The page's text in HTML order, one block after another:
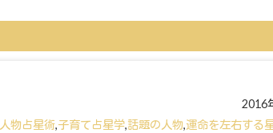
2016
人物占星術,子育て占星学,話題の人物,運命を左右する